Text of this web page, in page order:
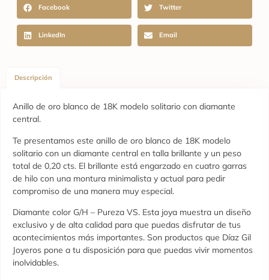
Facebook Twitter
LinkedIn Email
Descripción
Anillo de oro blanco de 18K modelo solitario con diamante
central.
Te presentamos este anillo de oro blanco de 18K modelo
solitario con un diamante central en talla brillante y un peso
total de 0,20 cts. El brillante está engarzado en cuatro garras
de hilo con una montura minimalista y actual para pedir
compromiso de una manera muy especial.
Diamante color G/H – Pureza VS. Esta joya muestra un diseño
exclusivo y de alta calidad para que puedas disfrutar de tus
acontecimientos más importantes. Son productos que Díaz Gil
Joyeros pone a tu disposición para que puedas vivir momentos
inolvidables.